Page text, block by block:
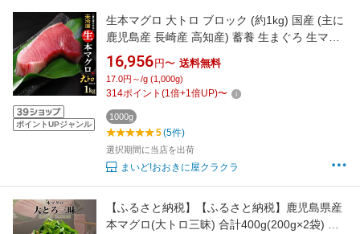
ポイントUPジャンル
生本マグロ 大トロ ブロック (約1kg) 国産 (主に
鹿児島産 長崎産 高知産) 蓄養 生まぐろ 生マグ
ロ 生鮪 大トロ 大とろ 生本まぐろ 本まぐろ 本
鮪 まぐろ マグロ まぐろ 鮪 食品 魚介類 水産加
工品 マグロ トロ ギフト 贈答 送料無料
16,956 円〜 送料無料
17.0円～/g (1,000g)
314ポイント (1倍+1倍UP)〜
1000g
5(5件)
選択期間に当店を出荷
まいど!おおきに屋クラクラ
【ふるさと納税】【ふるさと納税】鹿児島県産
本マグロ(大トロ三昧) 合計400g(200g×2袋) 本